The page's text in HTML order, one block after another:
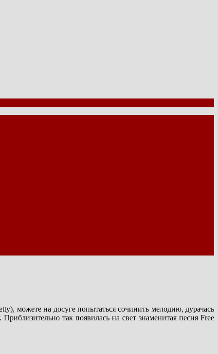
можете на досуге попытаться сочинить мелодию, дурачась
так появилась на свет знаменитая песня Free